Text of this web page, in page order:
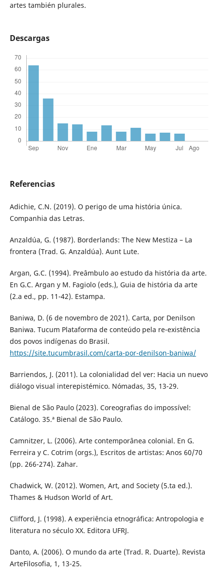
artes también plurales.
Descargas
Referencias
Adichie, C.N. (2019). O perigo de uma história única.
Companhia das Letras.
Anzaldúa, G. (1987). Borderlands: The New Mestiza – La
frontera (Trad. G. Anzaldúa). Aunt Lute.
Argan, G.C. (1994). Preâmbulo ao estudo da história da arte.
En G.C. Argan y M. Fagiolo (eds.), Guia de história da arte
(2.a ed., pp. 11-42). Estampa.
Baniwa, D. (6 de novembro de 2021). Carta, por Denilson
Baniwa. Tucum Plataforma de conteúdo pela re-existência
dos povos indígenas do Brasil.
https://site.tucumbrasil.com/carta-por-denilson-baniwa/
Barriendos, J. (2011). La colonialidad del ver: Hacia un nuevo
diálogo visual interepistémico. Nómadas, 35, 13-29.
Bienal de São Paulo (2023). Coreografias do impossível:
Catálogo. 35.ª Bienal de São Paulo.
Camnitzer, L. (2006). Arte contemporânea colonial. En G.
Ferreira y C. Cotrim (orgs.), Escritos de artistas: Anos 60/70
(pp. 266-274). Zahar.
Chadwick, W. (2012). Women, Art, and Society (5.ta ed.).
Thames & Hudson World of Art.
Clifford, J. (1998). A experiência etnográfica: Antropologia e
literatura no século XX. Editora UFRJ.
Danto, A. (2006). O mundo da arte (Trad. R. Duarte). Revista
ArteFilosofia, 1, 13-25.